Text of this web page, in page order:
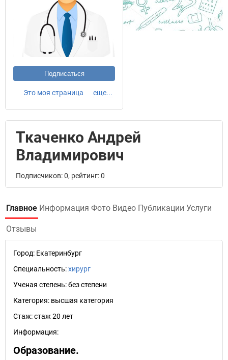
Подписаться
Это моя страница еще...
Ткаченко Андрей
Владимирович
Подписчиков: 0, рейтинг: 0
Главное Информация Фото Видео Публикации Услуги
Отзывы
Город: Екатеринбург
Специальность:хирург
Ученая степень:без степени
Категория: высшая категория
Стаж:стаж 20 лет
Информация:
Образование.